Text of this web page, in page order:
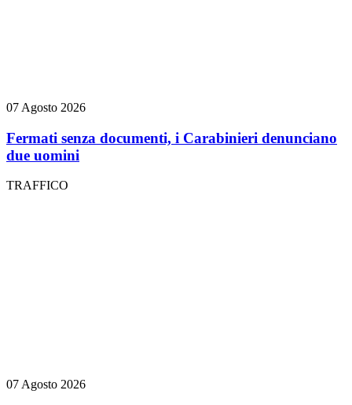
07 Agosto 2026
Fermati senza documenti, i Carabinieri denunciano
due uomini
TRAFFICO
07 Agosto 2026